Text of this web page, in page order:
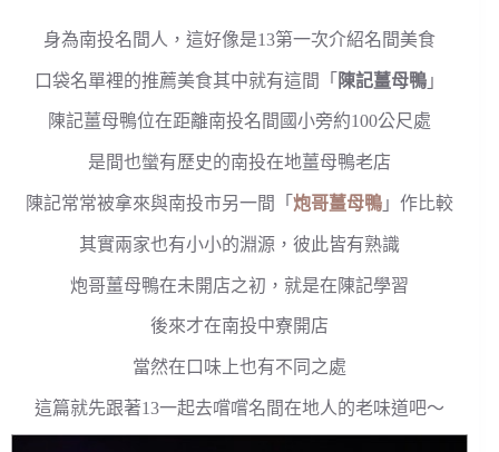
身為南投名間人，這好像是13第一次介紹名間美食
口袋名單裡的推薦美食其中就有這間「 陳記薑母鴨 」
陳記薑母鴨位在距離南投名間國小旁約100公尺處
是間也蠻有歷史的南投在地薑母鴨老店
陳記常常被拿來與南投市另一間「炮哥薑母鴨 」作比較
其實兩家也有小小的淵源，彼此皆有熟識
炮哥薑母鴨在未開店之初，就是在陳記學習
後來才在南投中寮開店
當然在口味上也有不同之處
這篇就先跟著13一起去嚐嚐名間在地人的老味道吧～